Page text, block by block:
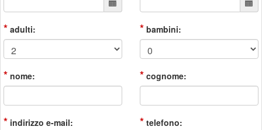
* adulti: * bambini:
* nome: * cognome:
* indirizzo e-mail: * telefono: